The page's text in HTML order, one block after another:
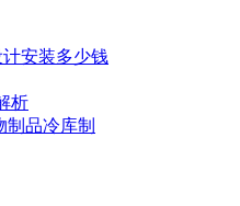
安装多少钱
析
品冷库制